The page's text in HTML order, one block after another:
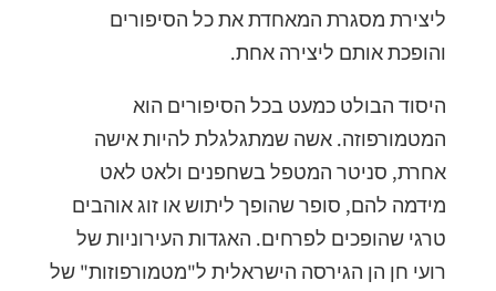
ליצירת מסגרת המאחדת את כל הסיפורים
והופכת אותם ליצירה אחת.
היסוד הבולט כמעט בכל הסיפורים הוא
המטמורפוזה. אשה שמתגלגלת להיות אישה
אחרת, סניטר המטפל בשחפנים ולאט לאט
מידמה להם, סופר שהופך ליתוש או זוג אוהבים
טרגי שהופכים לפרחים. האגדות העירוניות של
רועי חן הן הגירסה הישראלית ל"מטמורפוזות" של